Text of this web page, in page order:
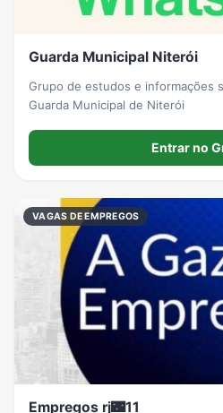
Guarda Municipal Niterói
Grupo de estudos e informações
Guarda Municipal de Niterói
Entrar no
VAGAS DE EMPREGOS
Empregos rj🌃11